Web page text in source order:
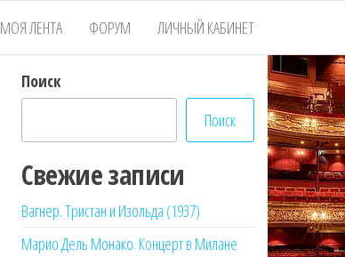
МОЯ ЛЕНТА ФОРУМ ЛИЧНЫЙ КАБИНЕТ
Поиск
Поиск
Свежие записи
Вагнер. Тристан и Изольда (1937)
Марио Дель Монако. Концерт в Милане